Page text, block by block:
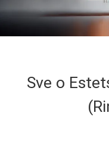
Sve o